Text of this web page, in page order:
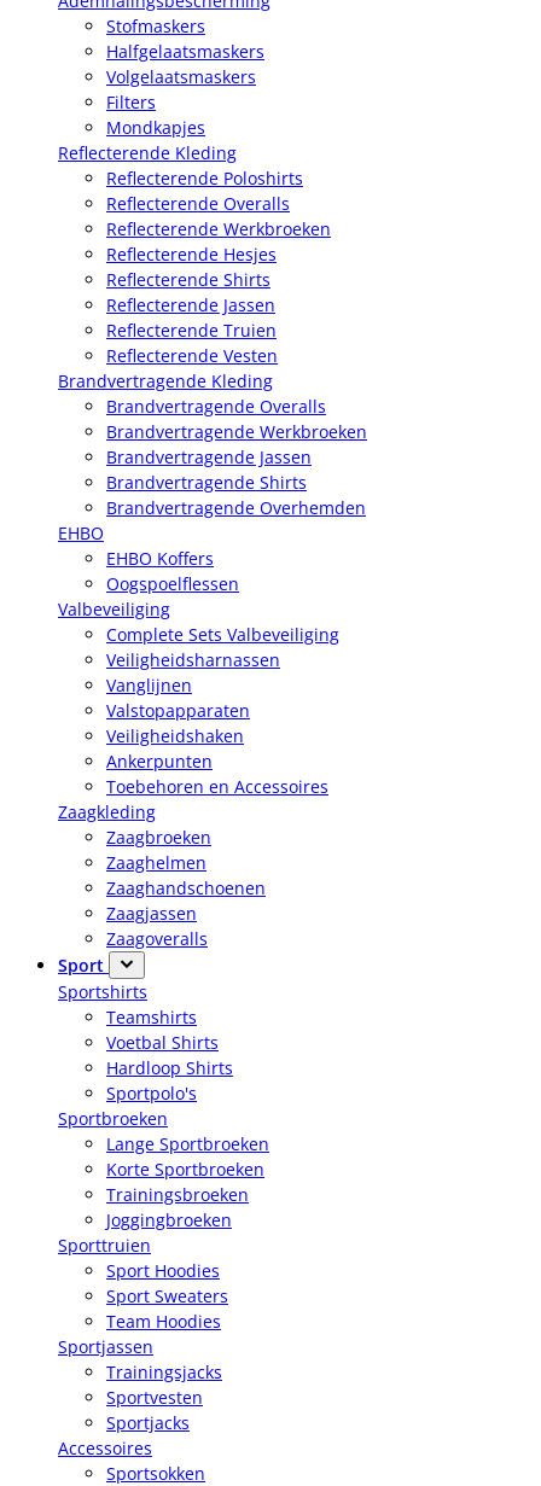
Stofmaskers
Halfgelaatsmaskers
Volgelaatsmaskers
Filters
Mondkapjes
Reflecterende Kleding
Reflecterende Poloshirts
Reflecterende Overalls
Reflecterende Werkbroeken
Reflecterende Hesjes
Reflecterende Shirts
Reflecterende Jassen
Reflecterende Truien
Reflecterende Vesten
Brandvertragende Kleding
Brandvertragende Overalls
Brandvertragende Werkbroeken
Brandvertragende Jassen
Brandvertragende Shirts
Brandvertragende Overhemden
EHBO
EHBO Koffers
Oogspoelflessen
Valbeveiliging
Complete Sets Valbeveiliging
Veiligheidsharnassen
Vanglijnen
Valstopapparaten
Veiligheidshaken
Ankerpunten
Toebehoren en Accessoires
Zaagkleding
Zaagbroeken
Zaaghelmen
Zaaghandschoenen
Zaagjassen
Zaagoveralls
Sport
Sportshirts
Teamshirts
Voetbal Shirts
Hardloop Shirts
Sportpolo's
Sportbroeken
Lange Sportbroeken
Korte Sportbroeken
Trainingsbroeken
Joggingbroeken
Sporttruien
Sport Hoodies
Sport Sweaters
Team Hoodies
Sportjassen
Trainingsjacks
Sportvesten
Sportjacks
Accessoires
Sportsokken